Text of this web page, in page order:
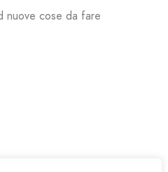
nuove cose da fare